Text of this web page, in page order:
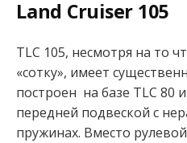
Land Cruiser 105
TLC 105, несмотря на то
«сотку», имеет
построен на базе TLC 80
передней подвеской с
пружинах. Вместо